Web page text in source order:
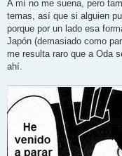
A mí no me suena, pero
temas, así que si alguien
porque por un lado esa
Japón (demasiado como
me resulta raro que a Oda
ahí.